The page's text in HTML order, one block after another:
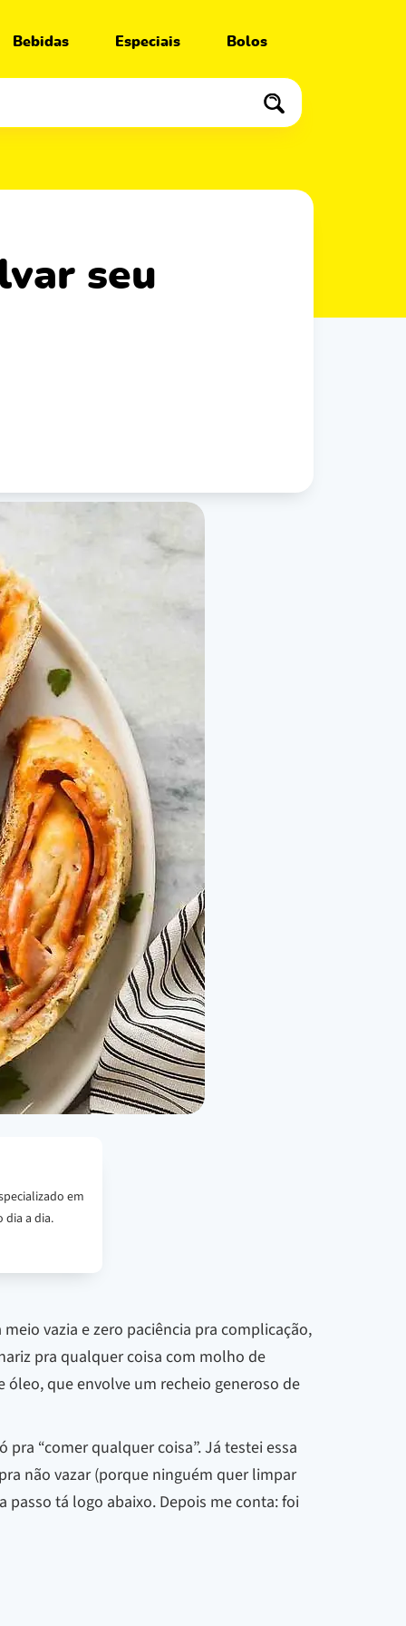
Bebidas Especiais Bolos
em
dia a dia.
vazia e zero paciência pra complicação,
pra qualquer coisa com molho de
que envolve um recheio generoso de
“comer qualquer coisa”. Já testei essa
não vazar (porque ninguém quer limpar
passo tá logo abaixo. Depois me conta: foi